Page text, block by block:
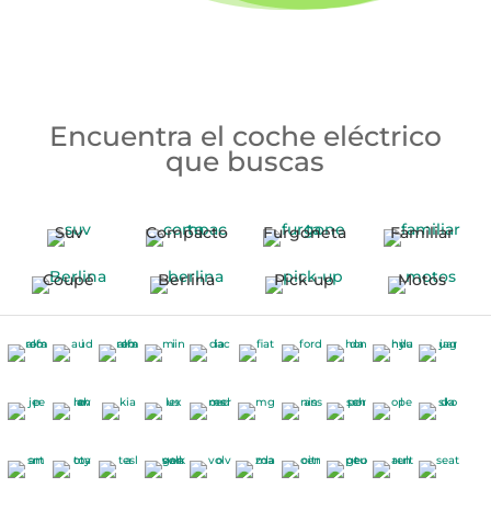
Encuentra el coche eléctrico
que buscas
Suv Compacto Furgoneta Familiar
Coupé Berlina Pick-up Motos